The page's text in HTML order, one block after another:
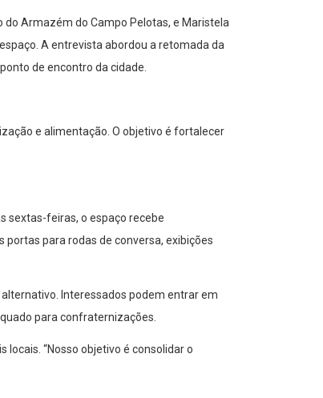
Armazém do Campo Pelotas, e Maristela
A entrevista abordou a retomada da
de encontro da cidade.
e alimentação. O objetivo é fortalecer
sextas-feiras, o espaço recebe
para rodas de conversa, exibições
Interessados podem entrar em
para confraternizações.
“Nosso objetivo é consolidar o